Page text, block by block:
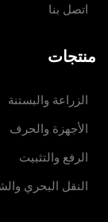
اتصل بنا
منتجات
الزراعة والبستنة
الأجهزة والحرف
الرفع والتثبيت
النقل البحري